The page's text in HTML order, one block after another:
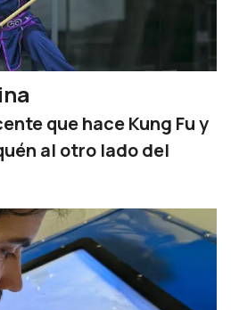
que hace Kung Fu y
al otro lado del